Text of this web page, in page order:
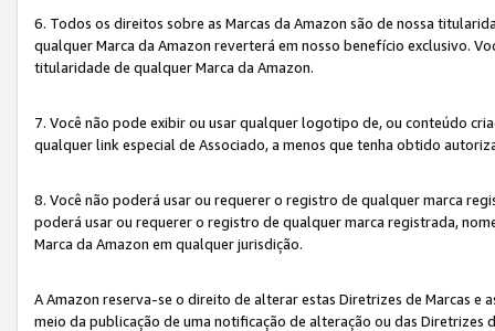
6. Todos os direitos sobre as Marcas da Amazon são de nossa
qualquer Marca da Amazon reverterá em nosso benefício exclusivo.
titularidade de qualquer Marca da Amazon.
7. Você não pode exibir ou usar qualquer logotipo de, ou conteúdo
qualquer link especial de Associado, a menos que tenha obtido
8. Você não poderá usar ou requerer o registro de qualquer marca
poderá usar ou requerer o registro de qualquer marca registrada,
Marca da Amazon em qualquer jurisdição.
A Amazon reserva-se o direito de alterar estas Diretrizes de Marcas e
meio da publicação de uma notificação de alteração ou das Diretrizes